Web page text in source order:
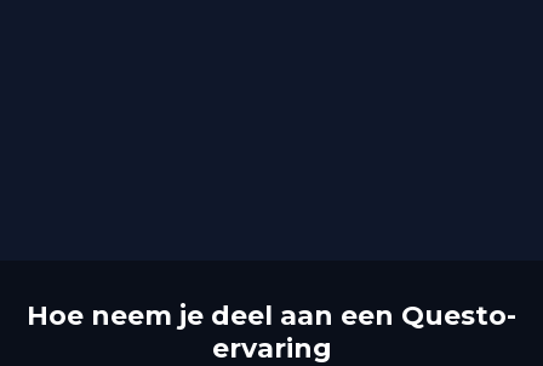
Hoe neem je deel aan een Questo-
ervaring